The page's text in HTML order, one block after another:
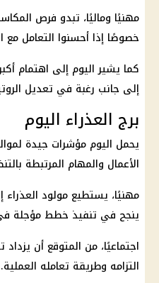
مهنيًا وماليًا، تبدو فرص
خصوصًا إذا أحسنوا التعامل مع
كما يشير اليوم إلى اهتمام
إلى جانب رغبة في تعديل
برج العذراء اليوم
يحمل اليوم مؤشرات جيدة
الأعمال والمهام المرتبطة
مهنيًا، يستطيع مولود العذراء
ينجح في تنفيذ خطط مؤجلة
اجتماعيًا، من المتوقع أن
التزامه وطريقة تعامله العملية.